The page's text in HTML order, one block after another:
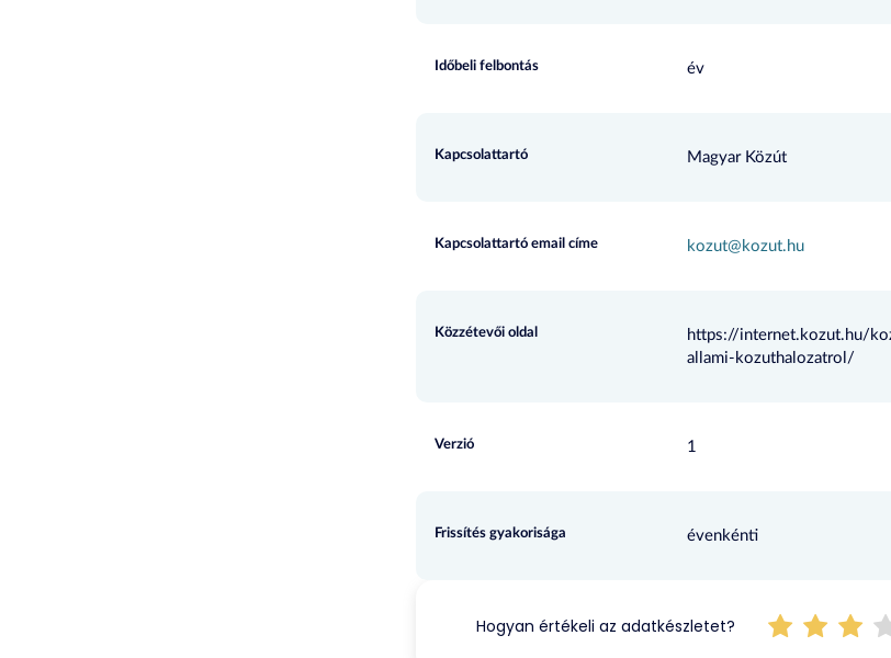
Időbeli felbontás év
Kapcsolattartó Magyar Közút
Kapcsolattartó email címe kozut@kozut.hu
Közzétevői oldal
https://internet.kozut.hu/
allami-kozuthalozatrol/
Verzió 1
Frissítés gyakorisága évenkénti
Hogyan értékeli az adatkészletet?